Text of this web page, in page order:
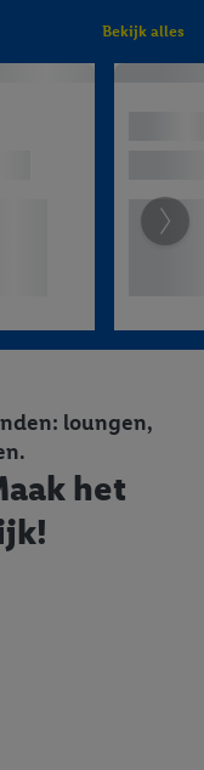
Bekijk alles
loungen,
het